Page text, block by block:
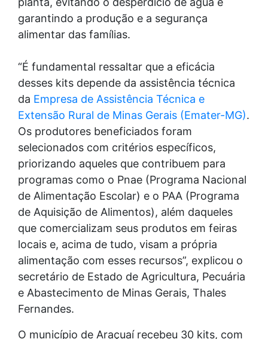
garantindo a produção e a segurança
alimentar das famílias.
“É fundamental ressaltar que a eficácia
desses kits depende da assistência técnica
da Empresa de Assistência Técnica e
Extensão Rural de Minas Gerais (Emater-MG).
Os produtores beneficiados foram
selecionados com critérios específicos,
priorizando aqueles que contribuem para
programas como o Pnae (Programa Nacional
de Alimentação Escolar) e o PAA (Programa
de Aquisição de Alimentos), além daqueles
que comercializam seus produtos em feiras
locais e, acima de tudo, visam a própria
alimentação com esses recursos”, explicou o
secretário de Estado de Agricultura, Pecuária
e Abastecimento de Minas Gerais, Thales
Fernandes.
O município de Araçuaí recebeu 30 kits, com